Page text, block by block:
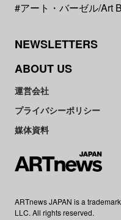
#アート・バーゼル/Art
NEWSLETTERS
ABOUT US
運営会社
プライバシーポリシー
媒体資料
ARTnews JAPAN is a
LLC. All rights reserved.